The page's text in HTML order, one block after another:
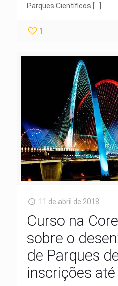
Parques Científicos
1
11 de abril de 2018
Curso na
sobre o
de Parques
inscrições